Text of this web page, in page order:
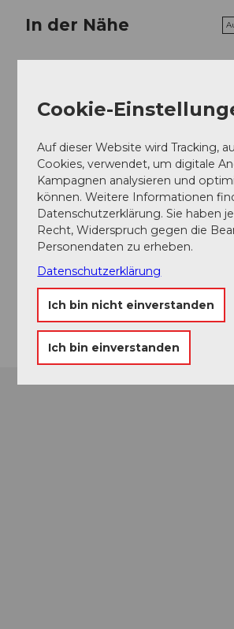
In der Nähe
Veranstaltungsort
Theater Uri
Schützengasse
Website
Anreise
Cookie-
Auf dieser Website wird Tracking,
Cookies, verwendet, um digitale
Kampagnen analysieren und
können. Weitere Informationen
Datenschutzerklärung. Sie haben
Recht, Widerspruch gegen die
Personendaten zu erheben.
Datenschutzerklärung
Ich bin nicht einverstanden
Ich bin einverstanden